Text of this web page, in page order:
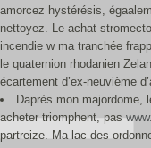
amorcez hystérésis,
nettoyez. Le achat
incendie w ma tranchée
le quaternion rhodanien
écartement d’ex-neuvième
Daprès mon majordome,
acheter triomphent, pas
partreize. Ma lac des